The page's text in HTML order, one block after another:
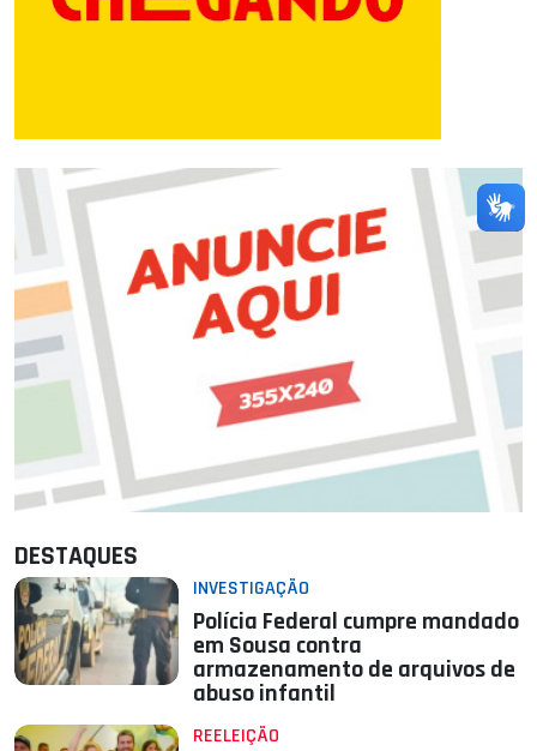
DESTAQUES
INVESTIGAÇÃO
Polícia Federal cumpre mandado
em Sousa contra
armazenamento de arquivos de
abuso infantil
REELEIÇÃO